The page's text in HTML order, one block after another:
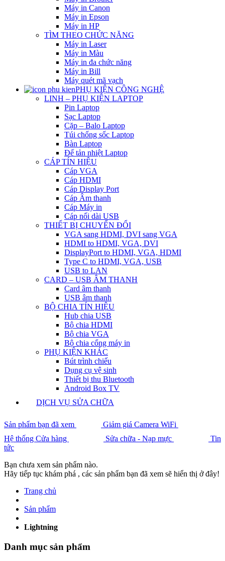
Máy in Canon
Máy in Epson
Máy in HP
TÌM THEO CHỨC NĂNG
Máy in Laser
Máy in Màu
Máy in đa chức năng
Máy in Bill
Máy quét mã vạch
PHỤ KIỆN CÔNG NGHỆ
LINH – PHỤ KIỆN LAPTOP
Pin Laptop
Sạc Laptop
Cặp – Balo Laptop
Túi chống sốc Laptop
Bàn Laptop
Đế tản nhiệt Laptop
CÁP TÍN HIỆU
Cáp VGA
Cáp HDMI
Cáp Display Port
Cáp Âm thanh
Cáp Máy in
Cáp nối dài USB
THIẾT BỊ CHUYỂN ĐỔI
VGA sang HDMI, DVI sang VGA
HDMI to HDMI, VGA, DVI
DisplayPort to HDMI, VGA, HDMI
Type C to HDMI, VGA, USB
USB to LAN
CARD – USB ÂM THANH
Card âm thanh
USB âm thanh
BỘ CHIA TÍN HIỆU
Hub chia USB
Bộ chia HDMI
Bộ chia VGA
Bộ chia cổng máy in
PHỤ KIỆN KHÁC
Bút trình chiếu
Dụng cụ vệ sinh
Thiết bị thu Bluetooth
Android Box TV
DỊCH VỤ SỬA CHỮA
Sản phẩm bạn đã xem
Giảm giá Camera WiFi
Hệ thống Cửa hàng
Sửa chữa - Nạp mực
Tin
tức
Bạn chưa xem sản phẩm nào.
Hãy tiếp tục khám phá , các sản phẩm bạn đã xem sẽ hiển thị ở đây!
Trang chủ
Sản phẩm
Lightning
Danh mục sản phẩm